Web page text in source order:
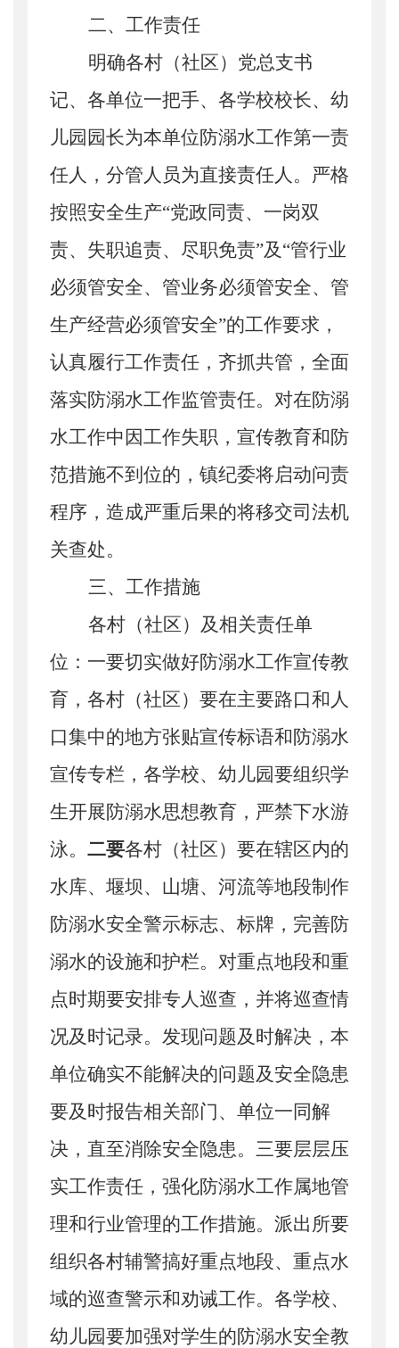
二、工作责任
明确各村（社区） 党总支书
记、各单位一把手、各学校校长、幼
儿园园长为本单位防溺水工作第一责
任人，分管人员为直接责任人。 严格
按照安全生产“党政同责、一岗双
责、失职追责、尽职免责”及 “管行业
必须管安全、管业务必须管安全、管
生产经营必须管安全”的工作要求，
认真履行工作责任， 齐抓共管，全面
落实防溺水工作监管责任。 对在防溺
水工作中因工作失职 ，宣传教育和防
范措施不到位的，镇纪委将启动问责
程序，造成严重后果的将移交司法机
关查处。
三、工作措施
各村（社区）及相关责任单
位： 一要切实做好防溺水工作宣传教
育 ，各村（社区）要在主要路口和人
口集中的地方张贴宣传标语和防溺水
宣传专栏， 各学校、幼儿园要组织学
生开展防溺水思想教育，严禁下水游
泳。 二要各村（社区）要在辖区内的
水库、堰坝、山塘、河流等地段制作
防溺水安全警示标志、标牌，完善防
溺水的设施和护栏。 对重点地段和重
点时期要安排专人巡查，并将巡查情
况及时记录。 发现问题及时解决，本
单位确实不能解决的问题及安全隐患
要及时报告相关部门、单位一同解
决，直至消除安全隐患。 三要层层压
实工作责任，强化防溺水工作属地管
理和行业管理的工作措施。派出所要
组织各村辅警搞好重点地段、重点水
域的巡查警示和劝诫工作。 各学校、
幼儿园要加强对学生的防溺水安全教